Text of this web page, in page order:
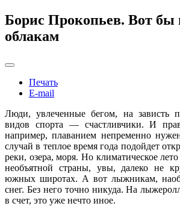
Борис Прокопьев. Вот бы
облакам
Печать
E-mail
Люди, увлеченные бегом, на зависть
видов спорта — счастливчики. И
например, плаванием непременно
случай в теплое время года подойдет
реки, озера, моря. Но климатическое
необъятной страны, увы, далеко не
южных широтах. А вот лыжникам,
снег. Без него точно никуда. На
в счет, это уже нечто иное.